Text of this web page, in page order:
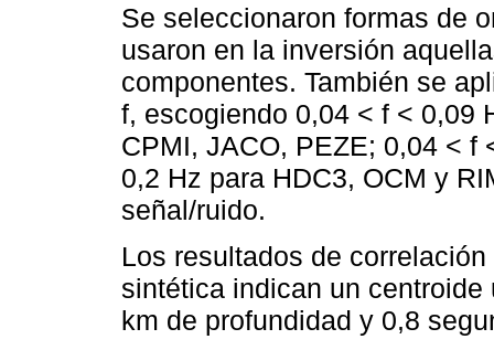
Se seleccionaron formas de
usaron en la inversión
componentes. También se
f, escogiendo 0,04 < f < 0,09
CPMI, JACO, PEZE; 0,04 < f
0,2 Hz para HDC3, OCM y
señal/ruido.
Los resultados de
sintética indican un
km de profundidad y 0,8